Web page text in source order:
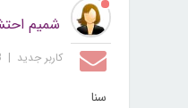
شمیم
کاربر جديد |
سنا